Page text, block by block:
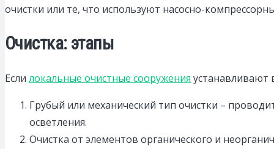
очистки или те, что используют насосно-
Очистка: этапы
Если локальные очистные сооружения устанавливают
Грубый или механический тип очистки –
осветления.
Очистка от элементов органического и